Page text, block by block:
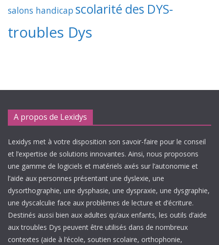
salons handicap scolarité des DYS-
troubles Dys
A propos de Lexidys
Lexidys met à votre disposition son savoir-faire pour le conseil
et l’expertise de solutions innovantes. Ainsi, nous proposons
une gamme de logiciels et matériels axés sur l’autonomie et
l’aide aux personnes présentant une dyslexie, une
dysorthographie, une dysphasie, une dyspraxie, une dysgraphie,
une dyscalculie face aux problèmes de lecture et d’écriture.
Destinés aussi bien aux adultes qu’aux enfants, les outils d’aide
aux troubles Dys peuvent être utilisés dans de nombreux
contextes (aide à l’école, soutien scolaire, orthophonie,